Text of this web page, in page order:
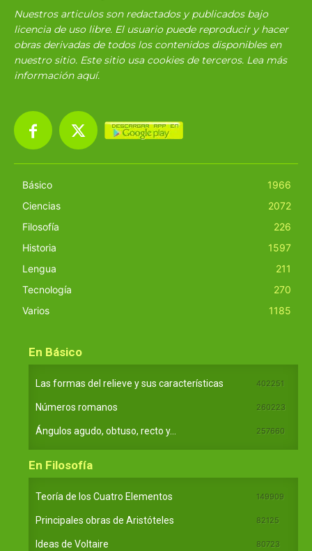
Nuestros articulos son redactados y publicados bajo
licencia de uso libre. El usuario puede reproducir y hacer
obras derivadas de todos los contenidos disponibles en
nuestro sitio. Este sitio usa cookies de terceros. Lea más
información aquí.
Básico
1966
Ciencias
2072
Filosofía
226
Historia
1597
Lengua
211
Tecnología
270
Varios
1185
En Básico
Las formas del relieve y sus características 402251
Números romanos 260223
Ángulos agudo, obtuso, recto y... 257660
En Filosofía
Teoría de los Cuatro Elementos 149909
Principales obras de Aristóteles 82125
Ideas de Voltaire 80723